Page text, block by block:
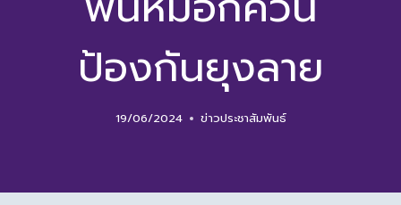
ป้องกันยุงลาย
19/06/2024 ข่าวประชาสัมพันธ์